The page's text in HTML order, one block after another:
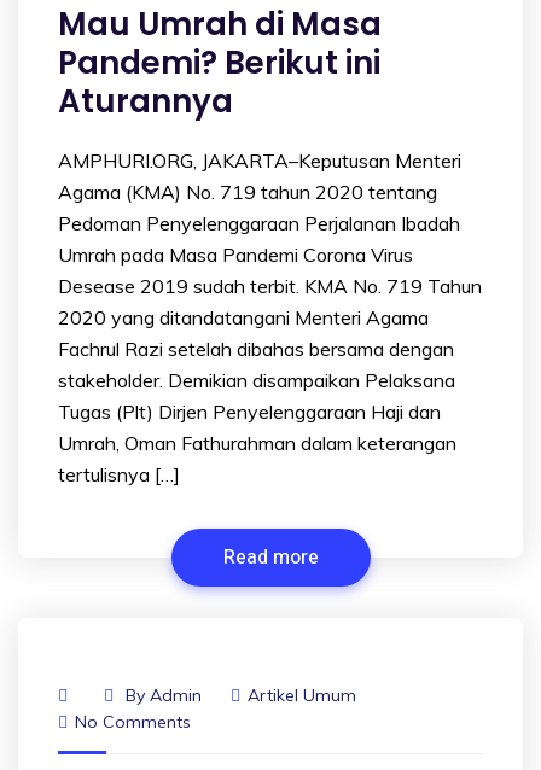
Mau Umrah di Masa
Pandemi? Berikut ini
Aturannya
AMPHURI.ORG, JAKARTA–Keputusan Menteri
Agama (KMA) No. 719 tahun 2020 tentang
Pedoman Penyelenggaraan Perjalanan Ibadah
Umrah pada Masa Pandemi Corona Virus
Desease 2019 sudah terbit. KMA No. 719 Tahun
2020 yang ditandatangani Menteri Agama
Fachrul Razi setelah dibahas bersama dengan
stakeholder. Demikian disampaikan Pelaksana
Tugas (Plt) Dirjen Penyelenggaraan Haji dan
Umrah, Oman Fathurahman dalam keterangan
tertulisnya […]
Read more
By Admin
Artikel Umum
No Comments